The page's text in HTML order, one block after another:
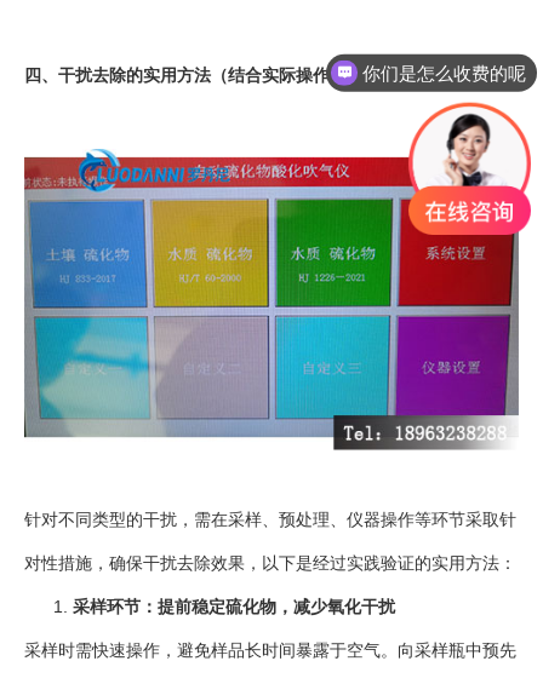
四、干扰去除的实用方法（结合实际操作场景）
针对不同类型的干扰，需在采样、预处理、仪器操作等环节采取针
对性措施，确保干扰去除效果，以下是经过实践验证的实用方法：
采样环节：提前稳定硫化物，减少氧化干扰
采样时需快速操作，避免样品长时间暴露于空气。向采样瓶中预先
你们是怎么收费的呢